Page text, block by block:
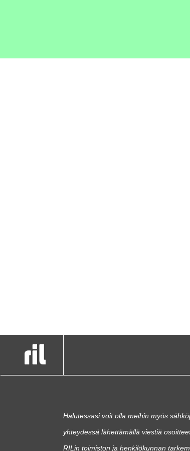
Halutessasi voit olla meihin myös
yhteydessä lähettämällä viestiä
RILin toimiston ja henkilökunnan